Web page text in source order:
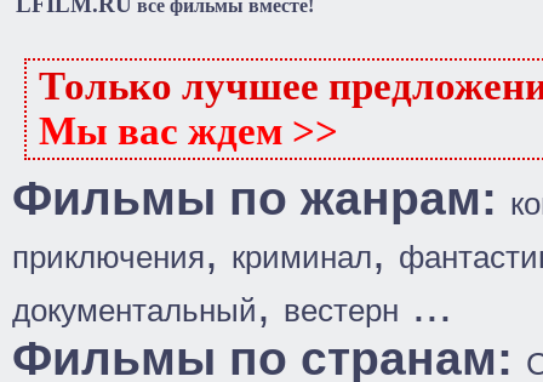
все фильмы вместе!
Только лучшее
Мы вас ждем >>
Фильмы по жанрам:
приключения, криминал,
документальный, вестерн ...
Фильмы по странам: